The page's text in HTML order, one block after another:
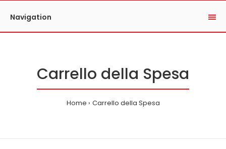
Navigation
Carrello della Spesa
Home Carrello della Spesa